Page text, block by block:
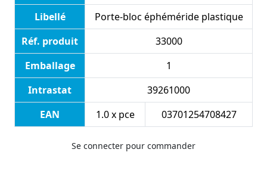
Libellé
Porte-bloc éphéméride plastique
Réf. produit
33000
Emballage
1
Intrastat
39261000
EAN
1.0 x pce 03701254708427
Se connecter pour commander